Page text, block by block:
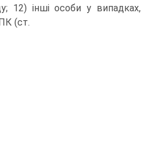
12) інші особи у випадках,
(ст.